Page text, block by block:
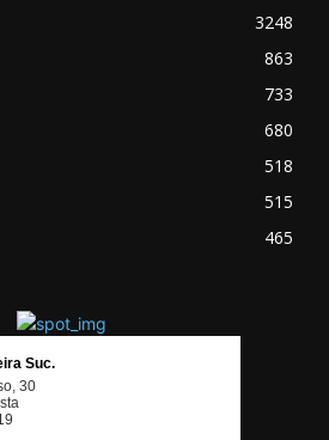
3248
863
733
680
518
515
465